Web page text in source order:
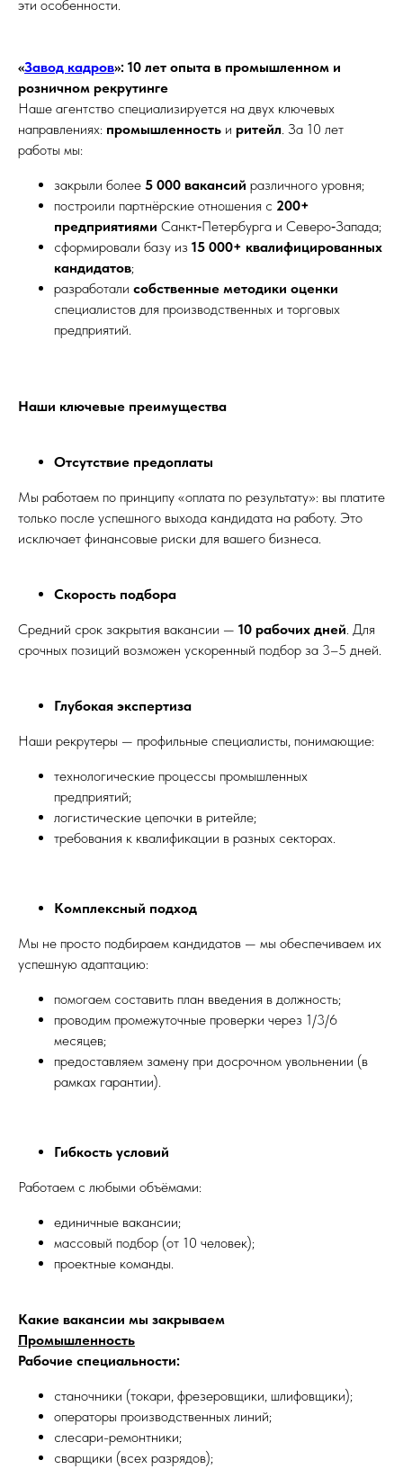
эти особенности.
«Завод кадров»: 10 лет опыта в промышленном и
розничном рекрутинге
Наше агентство специализируется на двух ключевых
направлениях: промышленность и ритейл. За 10 лет
работы мы:
закрыли более 5 000 вакансий различного уровня;
построили партнёрские отношения с 200+
предприятиями Санкт‑Петербурга и Северо‑Запада;
сформировали базу из 15 000+ квалифицированных
кандидатов;
разработали собственные методики оценки
специалистов для производственных и торговых
предприятий.
Наши ключевые преимущества
Отсутствие предоплаты
Мы работаем по принципу «оплата по результату»: вы платите
только после успешного выхода кандидата на работу. Это
исключает финансовые риски для вашего бизнеса.
Скорость подбора
Средний срок закрытия вакансии — 10 рабочих дней. Для
срочных позиций возможен ускоренный подбор за 3–5 дней.
Глубокая экспертиза
Наши рекрутеры — профильные специалисты, понимающие:
технологические процессы промышленных
предприятий;
логистические цепочки в ритейле;
требования к квалификации в разных секторах.
Комплексный подход
Мы не просто подбираем кандидатов — мы обеспечиваем их
успешную адаптацию:
помогаем составить план введения в должность;
проводим промежуточные проверки через 1/3/6
месяцев;
предоставляем замену при досрочном увольнении (в
рамках гарантии).
Гибкость условий
Работаем с любыми объёмами:
единичные вакансии;
массовый подбор (от 10 человек);
проектные команды.
Какие вакансии мы закрываем
Промышленность
Рабочие специальности:
станочники (токари, фрезеровщики, шлифовщики);
операторы производственных линий;
слесари-ремонтники;
сварщики (всех разрядов);